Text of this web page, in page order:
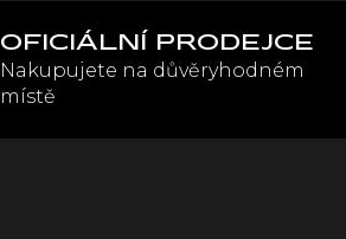
OFICIÁLNÍ PRODEJCE
Nakupujete na důvěryhodném
místě